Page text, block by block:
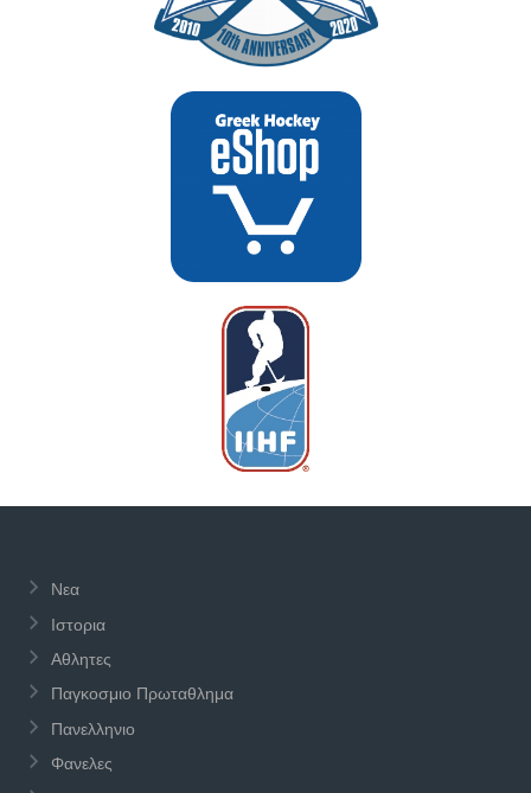
Νεα
Ιστορια
Αθλητες
Παγκοσμιο Πρωταθλημα
Πανελληνιο
Φανελες